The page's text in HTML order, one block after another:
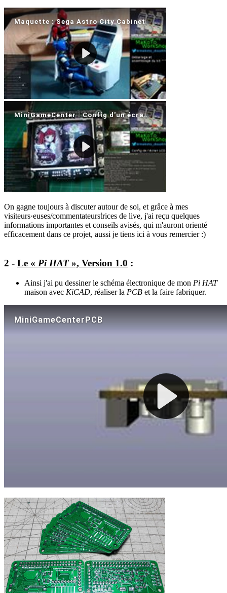
On gagne toujours à discuter autour de soi, et grâce à mes
visiteurs·euses/commentateursṫrices de live, j'ai reçu quelques
informations importantes et conseils avisés, qui m'auront orienté
efficacement dans ce projet, aussi je tiens ici à vous remercier :)
2 - Le « Pi HAT», Version 1.0 :
Ainsi j'ai pu dessiner le schéma électronique de mon Pi HAT
maison avec KiCAD, réaliser la PCB et la faire fabriquer.